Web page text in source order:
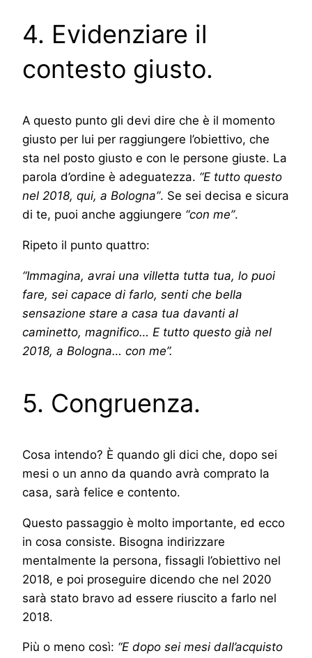
4. Evidenziare il
contesto giusto.
A questo punto gli devi dire che è il momento
giusto per lui per raggiungere l’obiettivo, che
sta nel posto giusto e con le persone giuste. La
parola d’ordine è adeguatezza. “E tutto questo
nel 2018, qui, a Bologna”. Se sei decisa e sicura
di te, puoi anche aggiungere “con me”.
Ripeto il punto quattro:
“Immagina, avrai una villetta tutta tua, lo puoi
fare, sei capace di farlo, senti che bella
sensazione stare a casa tua davanti al
caminetto, magnifico… E tutto questo già nel
2018, a Bologna… con me”.
5. Congruenza.
Cosa intendo? È quando gli dici che, dopo sei
mesi o un anno da quando avrà comprato la
casa, sarà felice e contento.
Questo passaggio è molto importante, ed ecco
in cosa consiste. Bisogna indirizzare
mentalmente la persona, fissagli l’obiettivo nel
2018, e poi proseguire dicendo che nel 2020
sarà stato bravo ad essere riuscito a farlo nel
2018.
Più o meno così: “E dopo sei mesi dall’acquisto